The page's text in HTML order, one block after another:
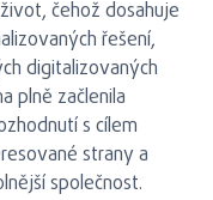
čehož dosahuje
řešení,
digitalizovaných
plně začlenila
s cílem
strany a
společnost.